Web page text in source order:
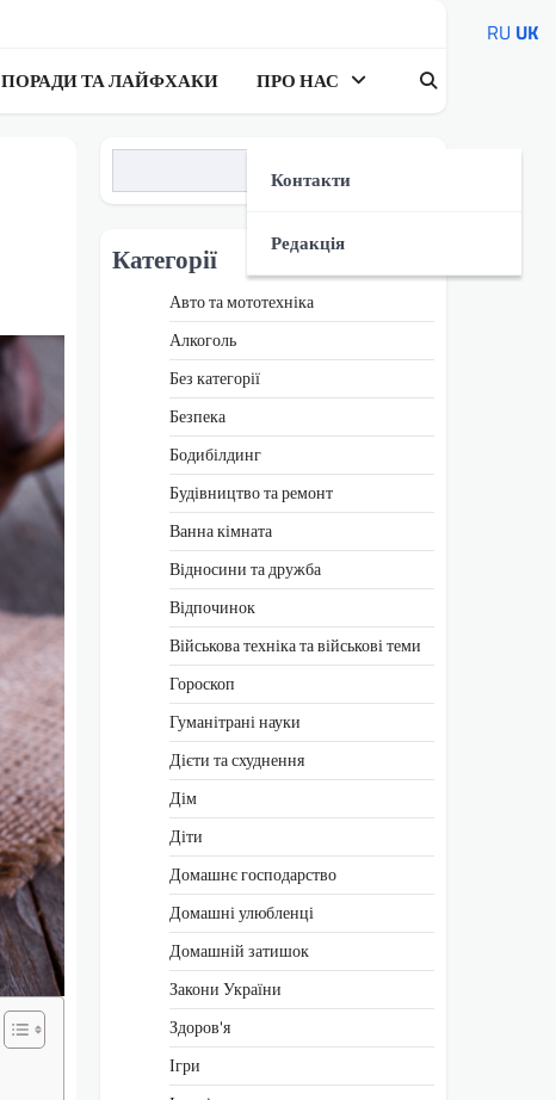
ПОРАДИ ТА ЛАЙФХАКИ ПРО НАС
Контакти
Редакція
Категорії
Авто та мототехніка
Алкоголь
Без категорії
Безпека
Бодибілдинг
Будівництво та ремонт
Ванна кімната
Відносини та дружба
Відпочинок
Військова техніка та військові теми
Гороскоп
Гуманітрані науки
Дієти та схуднення
Дім
Діти
Домашнє господарство
Домашні улюбленці
Домашній затишок
Закони України
Здоров'я
Ігри
RU UK